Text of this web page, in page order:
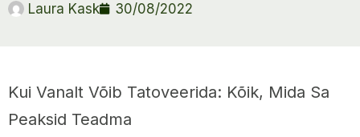
Laura Kask 30/08/2022
Kui Vanalt Võib Tatoveerida: Kõik, Mida Sa
Peaksid Teadma